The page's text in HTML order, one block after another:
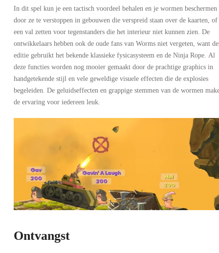
In dit spel kun je een tactisch voordeel behalen en je wormen beschermen
door ze te verstoppen in gebouwen die verspreid staan over de kaarten, of
een val zetten voor tegenstanders die het interieur niet kunnen zien. De
ontwikkelaars hebben ook de oude fans van Worms niet vergeten, want
editie gebruikt het bekende klassieke fysicasysteem en de Ninja Rope. Al
deze functies worden nog mooier gemaakt door de prachtige graphics in
handgetekende stijl en vele geweldige visuele effecten die de explosies
begeleiden. De geluidseffecten en grappige stemmen van de wormen
de ervaring voor iedereen leuk.
Ontvangst